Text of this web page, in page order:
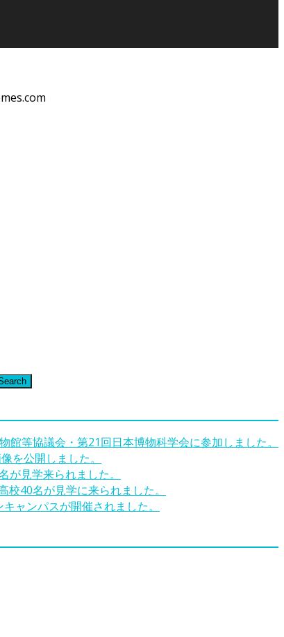
館等協議会・第21回日本博物科学会に参加しました。
を公開しました。
見学来られました。
40名が見学に来られました。
ャンパスが開催されました。